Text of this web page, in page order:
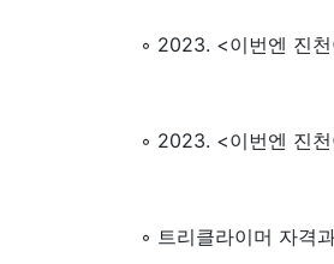
◦ 2023. <이번엔 진
◦ 2023. <이번엔 진
◦ 트리클라이머 자격